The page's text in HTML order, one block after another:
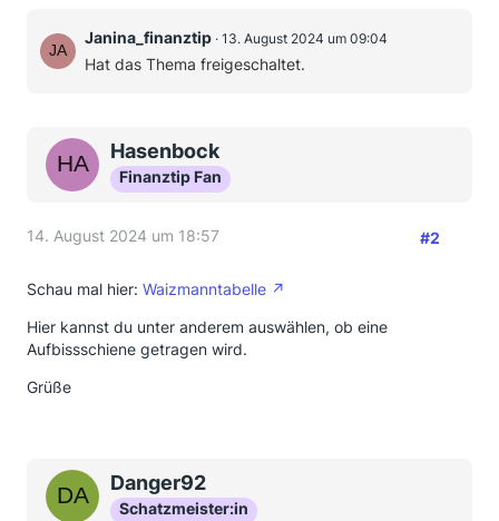
Janina_finanztip 13. August 2024 um 09:04
Hat das Thema freigeschaltet.
Hasenbock
Finanztip Fan
14. August 2024 um 18:57 #2
Schau mal hier: Waizmanntabelle
Hier kannst du unter anderem auswählen, ob eine
Aufbissschiene getragen wird.
Grüße
Danger92
Schatzmeister:in